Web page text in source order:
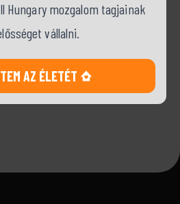
Hungary mozgalom tagjainak
vállalni.
AZ ÉLETÉT